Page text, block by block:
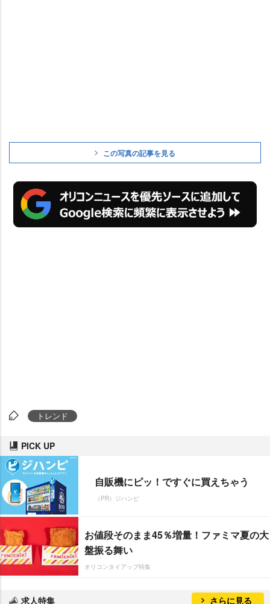
この写真の記事を見る
トレンド
PICK UP
自販機にピッ！ですぐに買えちゃう
（PR）ジハンピ
お値段そのまま45％増量！ファミマ夏の大
盤振る舞い
オリコンタイアップ特集
求人特集 さらに見る